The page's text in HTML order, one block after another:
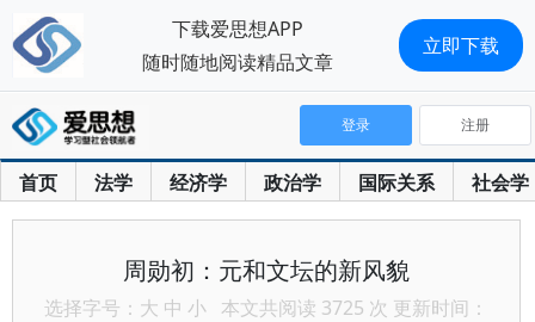
首页 法学 经济学 政治学 国际关系 社会学
登录 注册
周勋初：元和文坛的新风貌
选择字号： 大 中 小 本文共阅读 3725 次 更新时间：
下载爱思想APP
随时随地阅读精品文章
立即下载